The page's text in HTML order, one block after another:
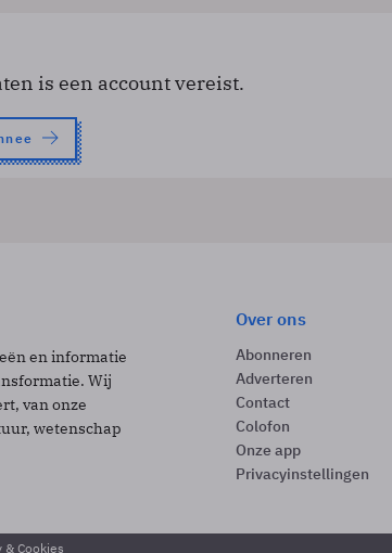
is een account vereist.
en informatie
Wij
van onze
wetenschap
Over ons
Abonneren
Adverteren
Contact
Colofon
Onze app
Privacyinstellingen
& Cookies